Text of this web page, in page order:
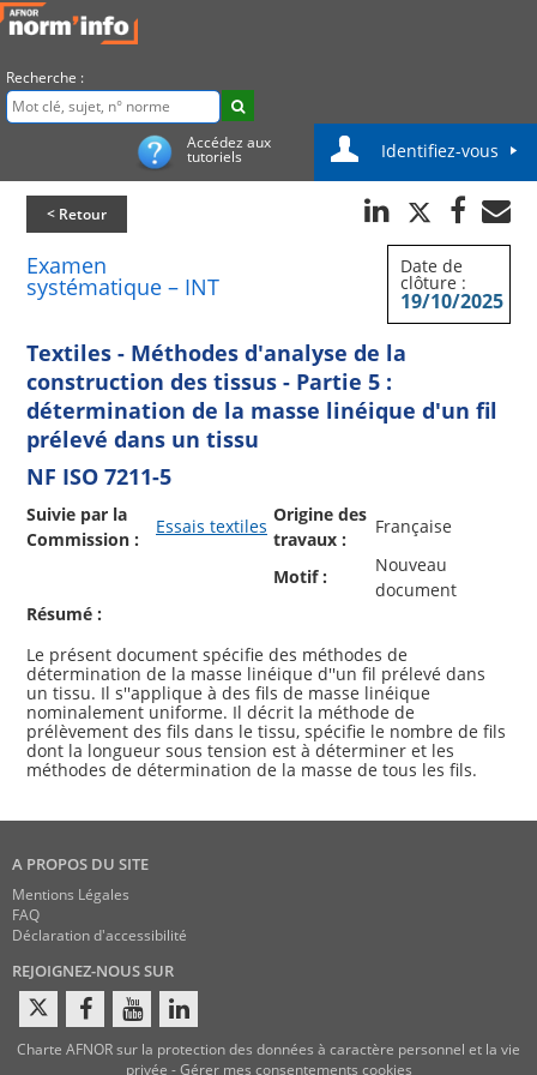
Recherche :
Accédez aux
tutoriels Identifiez-vous
< Retour
Examen
systématique – INT
Date de
clôture :
19/10/2025
Textiles - Méthodes d'analyse de la
construction des tissus - Partie 5 :
détermination de la masse linéique d'un fil
prélevé dans un tissu
NF ISO 7211-5
Suivie par la
Commission :
Essais textiles
Origine des
travaux :
Française
Motif :
Nouveau
document
Résumé :
Le présent document spécifie des méthodes de
détermination de la masse linéique d''un fil prélevé dans
un tissu. Il s''applique à des fils de masse linéique
nominalement uniforme. Il décrit la méthode de
prélèvement des fils dans le tissu, spécifie le nombre de fils
dont la longueur sous tension est à déterminer et les
A PROPOS DU SITE
Mentions Légales
FAQ
Déclaration d'accessibilité
REJOIGNEZ-NOUS SUR
Charte AFNOR sur la protection des données à caractère personnel et la vie
privée -Gérer mes consentements cookies